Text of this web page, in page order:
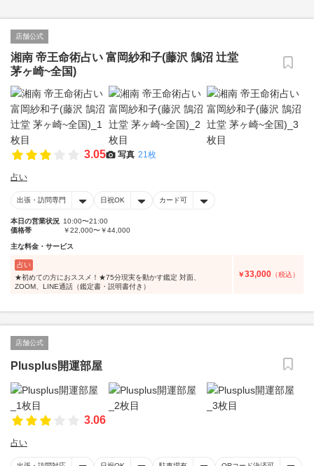
店舗公式
湘南 帝王命術占い 富岡紗和子(藤沢 鵠沼 辻堂
茅ヶ崎~全国)
3.05 写真 21枚
占い
出張・訪問専門 日祝OK カード可
本日の営業状況 10:00〜21:00
価格帯
￥22,000〜￥44,000
主な料金・サービス
占い
★初めての方におススメ！★75分現実を動かす鑑定 対面、
ZOOM、LINE通話（鑑定書・説明書付き）
￥33,000 （税込）
店舗公式
Plusplus開運部屋
3.06
占い